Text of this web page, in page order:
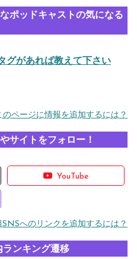
ポッドキャストの気になる
グがあれば教えて下さい
のページに情報を追加するには？
サイトをフォロー！
YouTube
へのリンクを追加するには？
ンキング遷移